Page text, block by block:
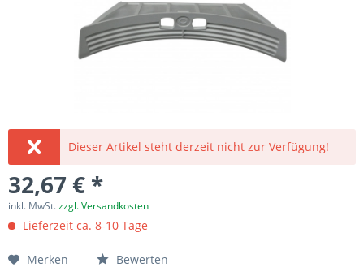
Dieser Artikel steht derzeit nicht zur Verfügung!
32,67 € *
inkl. MwSt.zzgl. Versandkosten
Lieferzeit ca. 8-10 Tage
Merken Bewerten